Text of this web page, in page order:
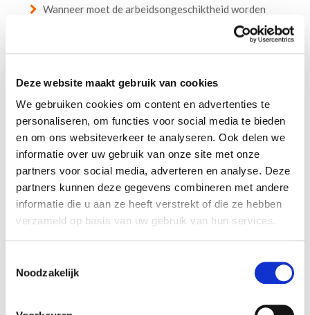
Deze website maakt gebruik van cookies
We gebruiken cookies om content en advertenties te
personaliseren, om functies voor social media te bieden
en om ons websiteverkeer te analyseren. Ook delen we
informatie over uw gebruik van onze site met onze
partners voor social media, adverteren en analyse. Deze
partners kunnen deze gegevens combineren met andere
informatie die u aan ze heeft verstrekt of die ze hebben
verzameld op basis van uw gebruik van hun services.
Noodzakelijk
Wanneer moet de arbeidsongeschiktheid worden
Wanneer komt Vivium tussen?
Wanneer ontvangt uw werknemer een eerste
tussenkomst van Vivium?
Wordt er bedrijfsvoorheffing ingehouden op de
uitkering?
Wat bij verlenging van de periode van
arbeidsongeschiktheid?
Wat bij gedeeltelijke werkhervatting?
werkhervatting terug hervalt?